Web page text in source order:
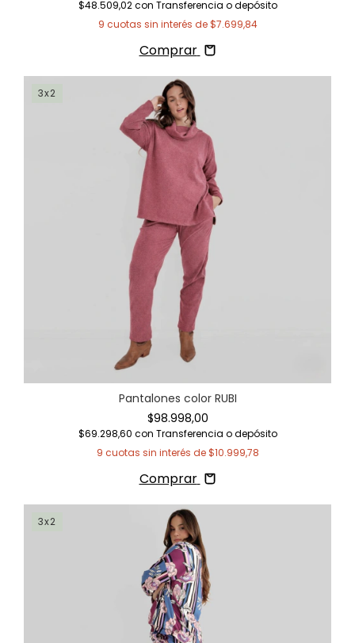
$48.509,02con Transferencia o depósito
9 cuotas sin interés de$7.699,84
Comprar
3x2
Pantalones color RUBI
$98.998,00
$69.298,60 con Transferencia o depósito
9 cuotas sin interés de$10.999,78
Comprar
3x2